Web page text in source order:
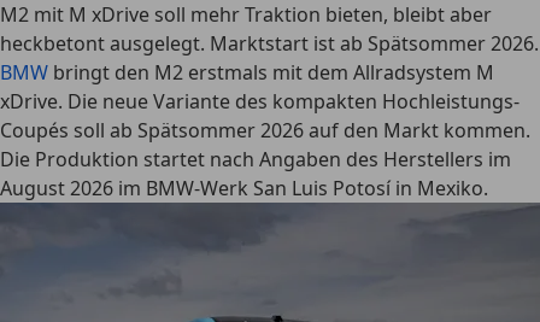
M2 mit M xDrive soll mehr Traktion bieten, bleibt aber
heckbetont ausgelegt. Marktstart ist ab Spätsommer 2026.
BMW bringt den M2 erstmals mit dem Allradsystem M
xDrive. Die neue Variante des kompakten Hochleistungs-
Coupés soll ab Spätsommer 2026 auf den Markt kommen.
Die Produktion startet nach Angaben des Herstellers im
August 2026 im BMW-Werk San Luis Potosí in Mexiko.